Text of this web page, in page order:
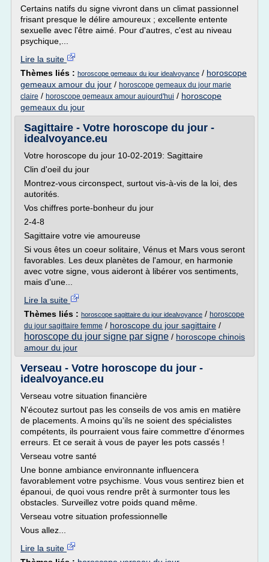
Certains natifs du signe vivront dans un climat passionnel
frisant presque le délire amoureux ; excellente entente
sexuelle avec l'être aimé. Pour d'autres, c'est au niveau
psychique,...
Lire la suite
Thèmes liés : horoscope gemeaux du jour idealvoyance / horoscope
gemeaux amour du jour / horoscope gemeaux du jour marie
claire / horoscope gemeaux amour aujourd'hui / horoscope
gemeaux du jour
Sagittaire - Votre horoscope du jour -
idealvoyance.eu
Votre horoscope du jour 10-02-2019: Sagittaire
Clin d'oeil du jour
Montrez-vous circonspect, surtout vis-à-vis de la loi, des
autorités.
Vos chiffres porte-bonheur du jour
2-4-8
Sagittaire votre vie amoureuse
Si vous êtes un coeur solitaire, Vénus et Mars vous seront
favorables. Les deux planètes de l'amour, en harmonie
avec votre signe, vous aideront à libérer vos sentiments,
mais d'une...
Lire la suite
Thèmes liés : horoscope sagittaire du jour idealvoyance / horoscope
du jour sagittaire femme / horoscope du jour sagittaire /
horoscope du jour signe par signe / horoscope chinois
amour du jour
Verseau - Votre horoscope du jour -
idealvoyance.eu
Verseau votre situation financière
N'écoutez surtout pas les conseils de vos amis en matière
de placements. A moins qu'ils ne soient des spécialistes
compétents, ils pourraient vous faire commettre d'énormes
erreurs. Et ce serait à vous de payer les pots cassés !
Verseau votre santé
Une bonne ambiance environnante influencera
favorablement votre psychisme. Vous vous sentirez bien et
épanoui, de quoi vous rendre prêt à surmonter tous les
obstacles. Surveillez votre poids quand même.
Verseau votre situation professionnelle
Vous allez...
Lire la suite